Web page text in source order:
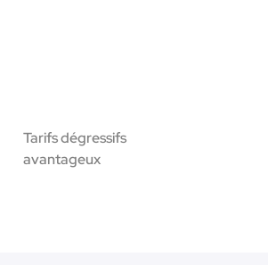
Tarifs dégressifs
avantageux